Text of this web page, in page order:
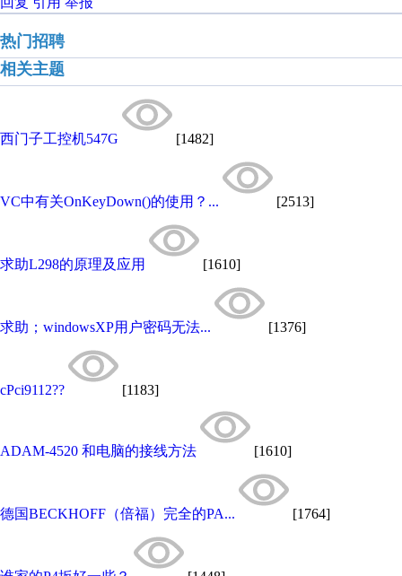
热门招聘
相关主题
西门子工控机547G [1482]
VC中有关OnKeyDown()的使用？... [2513]
求助L298的原理及应用 [1610]
求助；windowsXP用户密码无法... [1376]
cPci9112?? [1183]
ADAM-4520 和电脑的接线方法 [1610]
德国BECKHOFF（倍福）完全的PA... [1764]